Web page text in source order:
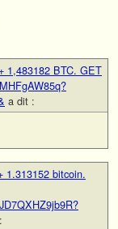
1,483182 BTC. GET
a dit :
1.313152 bitcoin.